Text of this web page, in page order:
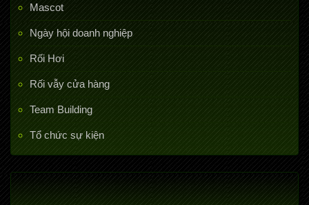
Mascot
Ngày hội doanh nghiệp
Rối Hơi
Rối vẫy cửa hàng
Team Building
Tổ chức sự kiện